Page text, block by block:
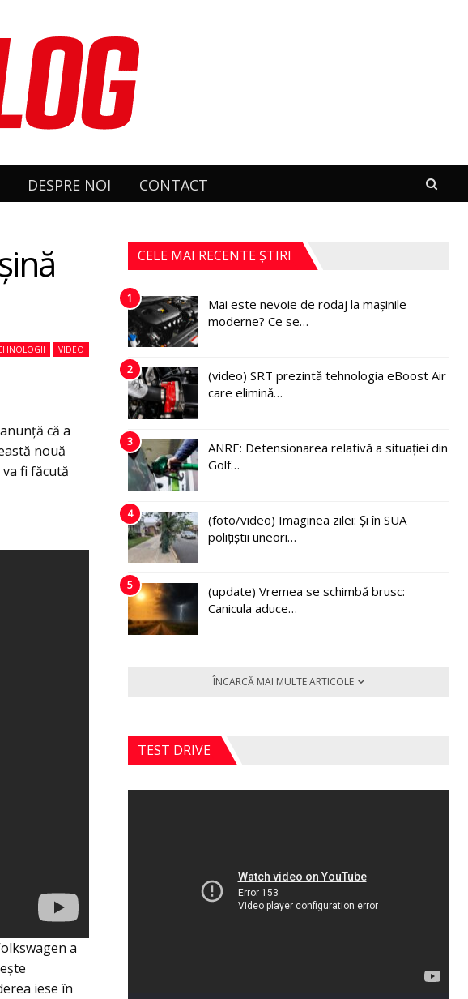
DESPRE NOI CONTACT
VIDEO
că a
nouă
fi făcută
a
iese în
CELE MAI RECENTE ȘTIRI
1
Mai este nevoie de rodaj la mașinile
moderne? Ce se…
2
(video) SRT prezintă tehnologia eBoost Air
care elimină…
3
ANRE: Detensionarea relativă a situației din
Golf…
4
(foto/video) Imaginea zilei: Și în SUA
polițiștii uneori…
5
(update) Vremea se schimbă brusc:
Canicula aduce…
ÎNCARCĂ MAI MULTE ARTICOLE
TEST DRIVE